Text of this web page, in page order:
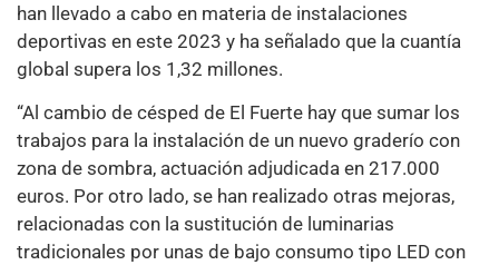
han llevado a cabo en materia de instalaciones
deportivas en este 2023 y ha señalado que la cuantía
global supera los 1,32 millones.
“Al cambio de césped de El Fuerte hay que sumar los
trabajos para la instalación de un nuevo graderío con
zona de sombra, actuación adjudicada en 217.000
euros. Por otro lado, se han realizado otras mejoras,
relacionadas con la sustitución de luminarias
tradicionales por unas de bajo consumo tipo LED con